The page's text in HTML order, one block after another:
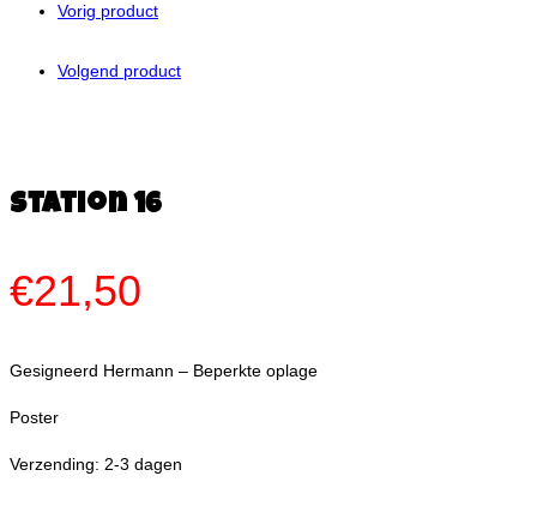
Vorig product
Volgend product
Station 16
€21,50
Gesigneerd Hermann – Beperkte oplage
Poster
Verzending: 2-3 dagen